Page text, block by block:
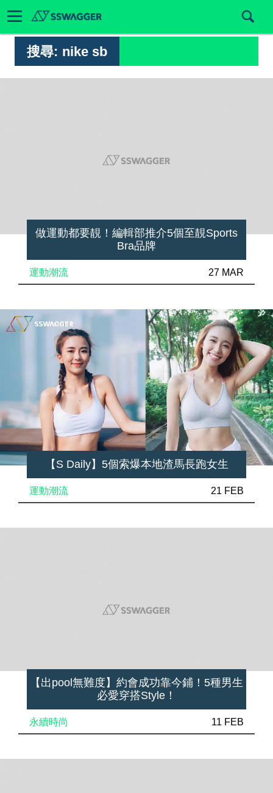
搜尋: nike sb
做運動都要靚！編輯部推介5個至靚Sports
Bra品牌
運動潮流 27 MAR
【S Daily】5個索爆本地渣馬長跑女生
運動潮流 21 FEB
【出pool無難度】約會成功靠今鋪！5種男生
必愛穿搭Style！
永續時尚 11 FEB